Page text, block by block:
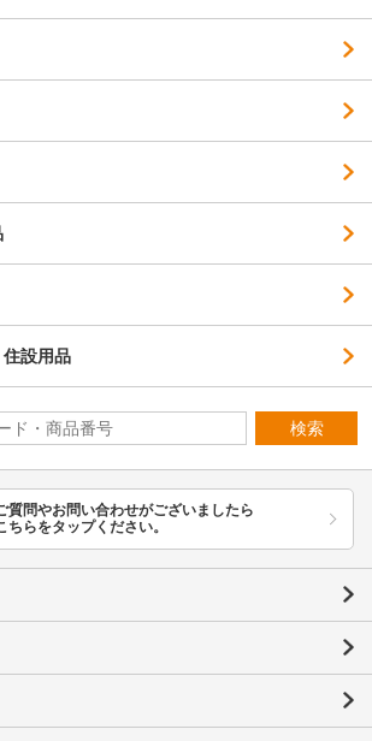
設用品
検索
質問やお問い合わせがございましたら
ちらをタップください。